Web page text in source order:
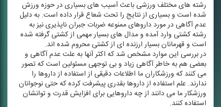
رشته های مختلف ورزشی باعث آسیب های بسیاری در حوزه ورزش
شده است و بسیاری از نتایج را تحت شعاع قرار داده است. به دلیل
عدم آگاهی در مورد داروهای ممنوعه ضربات جبران ناپذیری نیز به
رشته كشتی وارد آمده و مدال های بسیار مهمی از كشتی گرفته شده
است و قهرمانان بسیار ارزنده ای از كشتی محروم شده اند.
در بررسی این موارد مشخص شد كه اكثر آنها به علت عدم آگاهی و
بعضی هم به خاطر آگاهی زیاد و بی توجهی مسئولین است كه تصور
می كنند كه ورزشكاران ما اطلاعات دقیقی از استفاده از داروها را
ندارند. علم استفاده از داروها بقدری پیشرفت كرده كه حتی نوجوانان
ورزشكار ما می دانند از چه داروهایی برای افزایش قدرت و توانشان
استفاده كنند.